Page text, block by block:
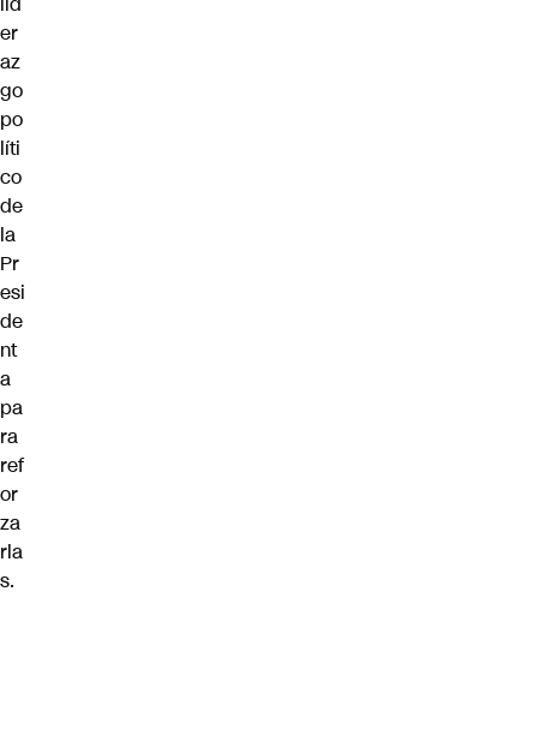
er
az
go
po
líti
co
de
la
Pr
esi
de
nt
a
pa
ra
ref
or
za
rla
s.